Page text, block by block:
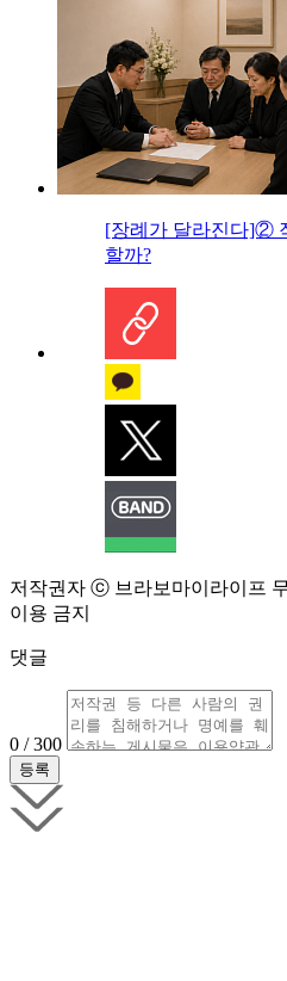
[장례가 달라진다]②
할까?
저작권자 ⓒ 브라보마이라이프
이용 금지
댓글
0 / 300